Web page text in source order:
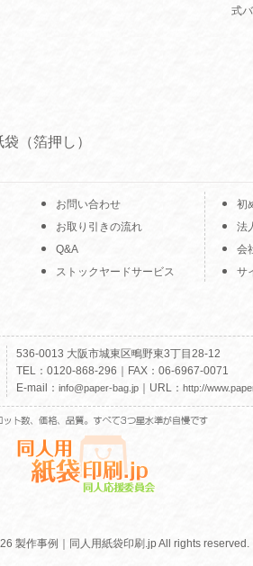
式
袋（箔押し）
お問い合わせ
お取り引きの流れ
Q&A
ストックヤードサービス
初
法
会
サ
536-0013 大阪市城東区鴫野東3丁目28-12
TEL：0120-868-296｜FAX：06-6967-0071
E-mail： info@paper-bag.jp ｜URL： http://
製作事例｜同人用紙袋印刷.jp All rights reserved.